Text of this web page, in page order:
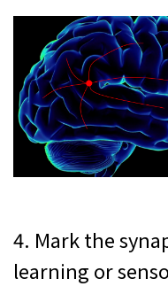
4. Mark the
learning or